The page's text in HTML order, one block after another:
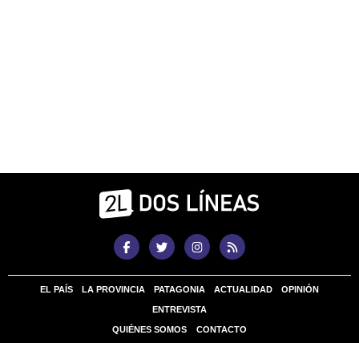
EL PAÍS LA PROVINCIA PATAGONIA ACTUALIDAD OPINIÓN
ENTREVISTA
QUIÉNES SOMOS CONTACTO